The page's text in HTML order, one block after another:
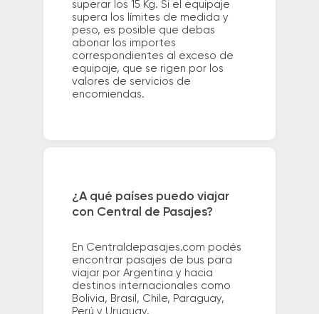
superar los 15 Kg. Si el equipaje
supera los límites de medida y
peso, es posible que debas
abonar los importes
correspondientes al exceso de
equipaje, que se rigen por los
valores de servicios de
encomiendas.
¿A qué países puedo viajar
con Central de Pasajes?
En Centraldepasajes.com podés
encontrar pasajes de bus para
viajar por Argentina y hacia
destinos internacionales como
Bolivia, Brasil, Chile, Paraguay,
Perú y Uruguay.